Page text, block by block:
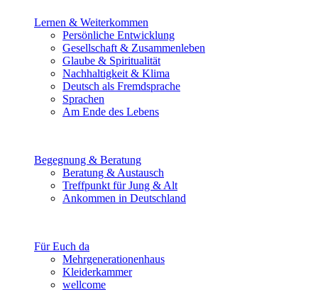
Lernen & Weiterkommen
Persönliche Entwicklung
Gesellschaft & Zusammenleben
Glaube & Spiritualität
Nachhaltigkeit & Klima
Deutsch als Fremdsprache
Sprachen
Am Ende des Lebens
Begegnung & Beratung
Beratung & Austausch
Treffpunkt für Jung & Alt
Ankommen in Deutschland
Für Euch da
Mehrgenerationenhaus
Kleiderkammer
wellcome